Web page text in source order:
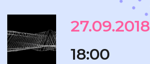
27.09.2018
18:00